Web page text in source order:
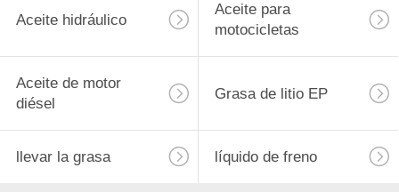
Aceite hidráulico
Aceite para
motocicletas
Aceite de motor
diésel
Grasa de litio EP
llevar la grasa líquido de freno